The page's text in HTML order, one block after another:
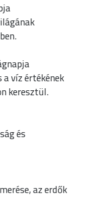
a víz értékének
keresztül.
és
az erdők